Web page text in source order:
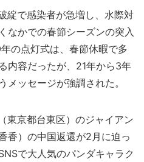
綻で感染者が急増し、水際対
なかでの春節シーズンの突入
の点灯式は、春節休暇で多
内容だったが、21年から3年
メッセージが強調された。
東京都台東区）のジャイアン
香）の中国返還が2月に迫っ
で大人気のパンダキャラク